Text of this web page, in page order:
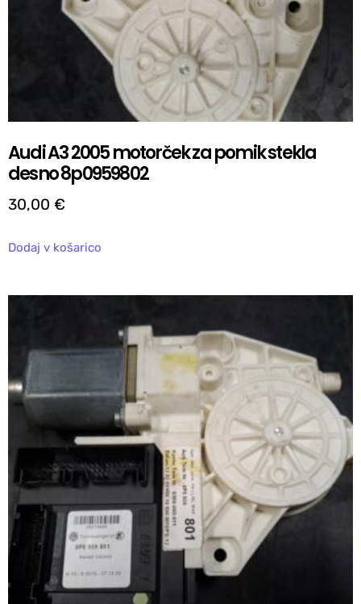
Audi A3 2005 motorček za pomik stekla
desno 8p0959802
30,00 €
Dodaj v košarico